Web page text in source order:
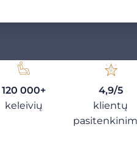
120 000+
keleivių
4,9/5
klientų